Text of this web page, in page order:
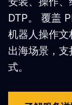
DTP。 覆盖
机器人操作
出海场景，
式。